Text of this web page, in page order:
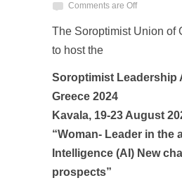
Comments are Off
The Soroptimist Union of
to host the
Soroptimist Leadership
Greece 2024
Kavala, 19-23 August
“Woman- Leader in the
Intelligence (AI) New
prospects”